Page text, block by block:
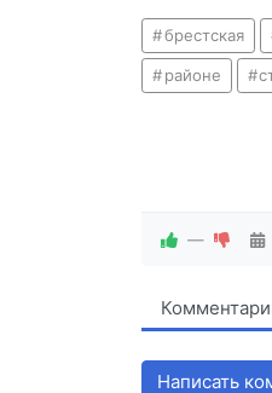
брестская
районе
—
Написать